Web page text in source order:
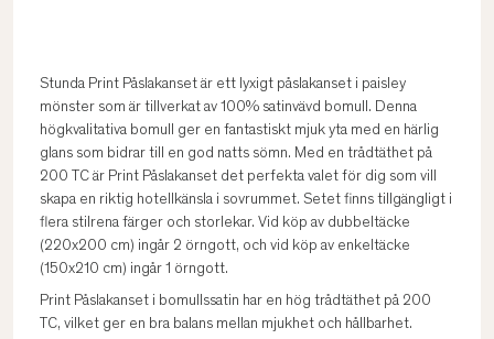
Stunda Print Påslakanset är ett lyxigt påslakanset i paisley
mönster som är tillverkat av 100% satinvävd bomull. Denna
högkvalitativa bomull ger en fantastiskt mjuk yta med en härlig
glans som bidrar till en god natts sömn. Med en trådtäthet på
200 TC är Print Påslakanset det perfekta valet för dig som vill
skapa en riktig hotellkänsla i sovrummet. Setet finns tillgängligt i
flera stilrena färger och storlekar. Vid köp av dubbeltäcke
(220x200 cm) ingår 2 örngott, och vid köp av enkeltäcke
(150x210 cm) ingår 1 örngott.
Print Påslakanset i bomullssatin har en hög trådtäthet på 200
TC, vilket ger en bra balans mellan mjukhet och hållbarhet.